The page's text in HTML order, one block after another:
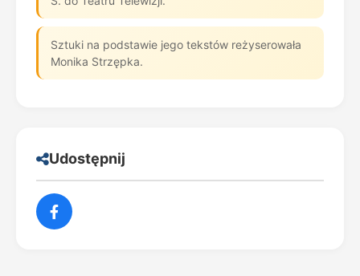
Sztuki na podstawie jego tekstów reżyserowała
Monika Strzępka.
Udostępnij